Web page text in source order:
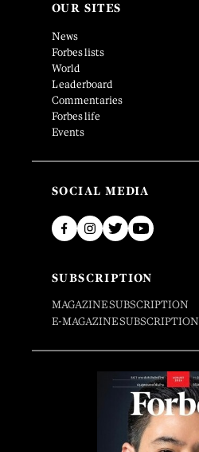
OUR SITES
News
Forbes lists
World
Leaderboard
Commentaries
Forbes life
Events
SOCIAL MEDIA
SUBSCRIPTION
MAGAZINE SUBSCRIPTION
E-MAGAZINE SUBSCRIPTION